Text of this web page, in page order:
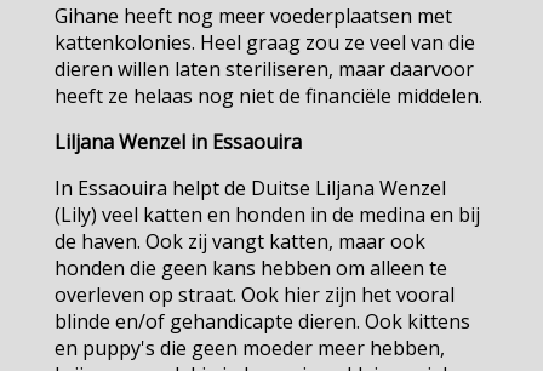
Gihane heeft nog meer voederplaatsen met
kattenkolonies. Heel graag zou ze veel van die
dieren willen laten steriliseren, maar daarvoor
heeft ze helaas nog niet de financiële middelen.
Liljana Wenzel in Essaouira
In Essaouira helpt de Duitse Liljana Wenzel
(Lily) veel katten en honden in de medina en bij
de haven. Ook zij vangt katten, maar ook
honden die geen kans hebben om alleen te
overleven op straat. Ook hier zijn het vooral
blinde en/of gehandicapte dieren. Ook kittens
en puppy's die geen moeder meer hebben,